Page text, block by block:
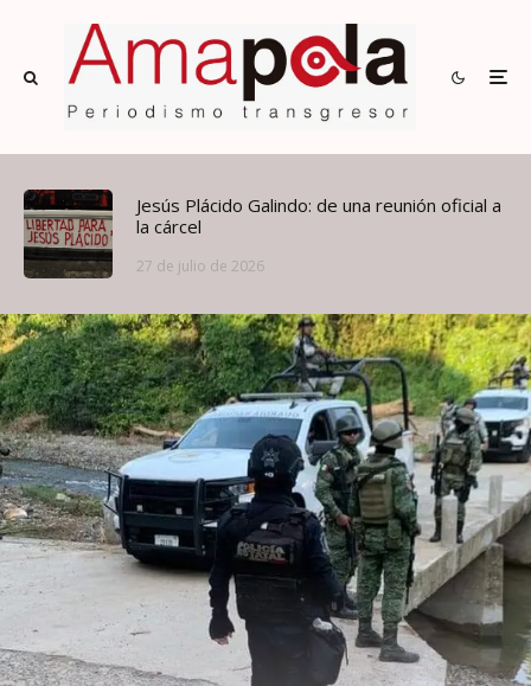
Jesús Plácido Galindo: de una reunión oficial a
la cárcel
27 de julio de 2026